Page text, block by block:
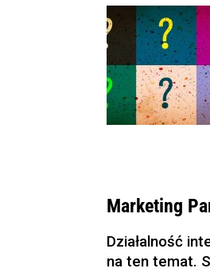
Marketing
Działalność
na ten temat.